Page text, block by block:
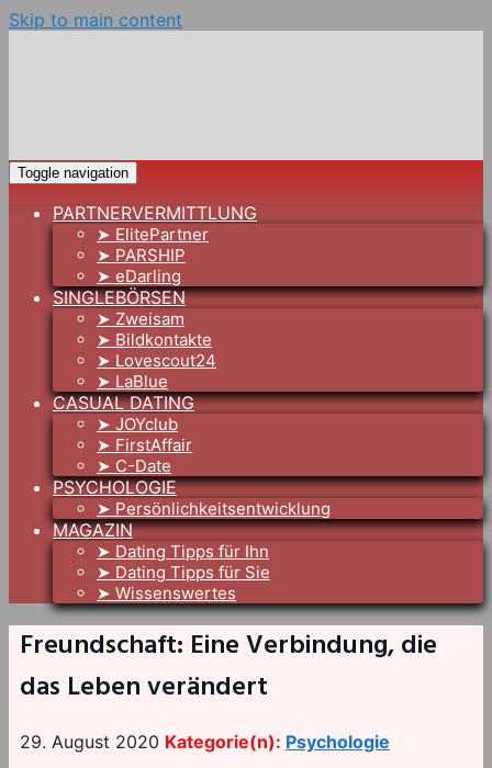
Skip to main content
Toggle navigation
PARTNERVERMITTLUNG
➤ ElitePartner
➤ PARSHIP
➤ eDarling
SINGLEBÖRSEN
➤ Zweisam
➤ Bildkontakte
➤ Lovescout24
➤ LaBlue
CASUAL DATING
➤ JOYclub
➤ FirstAffair
➤ C-Date
PSYCHOLOGIE
➤ Persönlichkeitsentwicklung
MAGAZIN
➤ Dating Tipps für Ihn
➤ Dating Tipps für Sie
➤ Wissenswertes
Freundschaft: Eine Verbindung, die
das Leben verändert
29. August 2020 Kategorie(n): Psychologie